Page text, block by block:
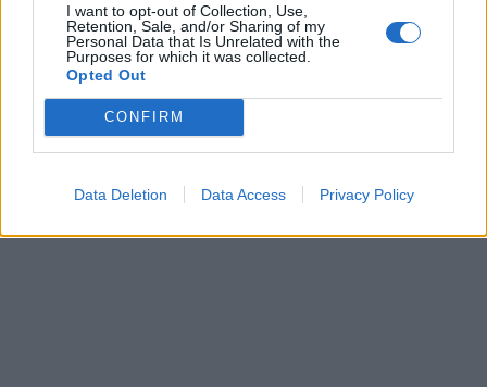
I want to opt-out of Collection, Use,
Retention, Sale, and/or Sharing of my
Personal Data that Is Unrelated with the
Purposes for which it was collected.
Opted Out
CONFIRM
Data Deletion Data Access Privacy Policy